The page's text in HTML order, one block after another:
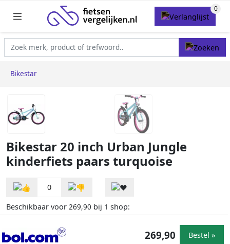
Bikestar
Bikestar 20 inch Urban Jungle
kinderfiets paars turquoise
0
Beschikbaar voor 269,90 bij 1 shop:
269,90 Bestel »